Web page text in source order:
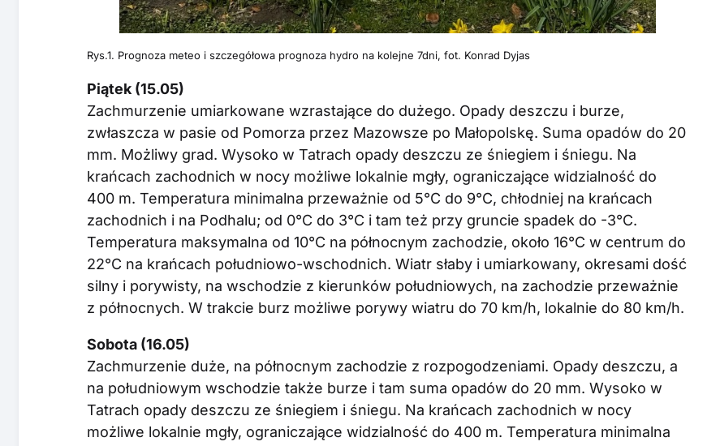
Rys.1. Prognoza meteo i szczegółowa prognoza hydro na kolejne 7dni, fot. Konrad Dyjas
Piątek (15.05)
Zachmurzenie umiarkowane wzrastające do dużego. Opady deszczu i burze,
zwłaszcza w pasie od Pomorza przez Mazowsze po Małopolskę. Suma opadów do 20
mm. Możliwy grad. Wysoko w Tatrach opady deszczu ze śniegiem i śniegu. Na
krańcach zachodnich w nocy możliwe lokalnie mgły, ograniczające widzialność do
400 m. Temperatura minimalna przeważnie od 5°C do 9°C, chłodniej na krańcach
zachodnich i na Podhalu; od 0°C do 3°C i tam też przy gruncie spadek do -3°C.
Temperatura maksymalna od 10°C na północnym zachodzie, około 16°C w centrum do
22°C na krańcach południowo-wschodnich. Wiatr słaby i umiarkowany, okresami dość
silny i porywisty, na wschodzie z kierunków południowych, na zachodzie przeważnie
z północnych. W trakcie burz możliwe porywy wiatru do 70 km/h, lokalnie do 80 km/h.
Sobota (16.05)
Zachmurzenie duże, na północnym zachodzie z rozpogodzeniami. Opady deszczu, a
na południowym wschodzie także burze i tam suma opadów do 20 mm. Wysoko w
Tatrach opady deszczu ze śniegiem i śniegu. Na krańcach zachodnich w nocy
możliwe lokalnie mgły, ograniczające widzialność do 400 m. Temperatura minimalna